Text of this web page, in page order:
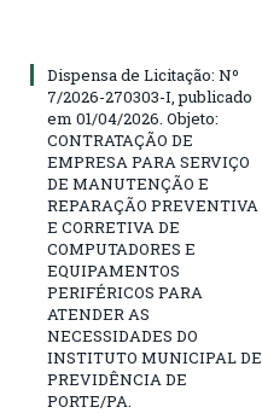
Dispensa de Licitação: Nº
7/2026-270303-I, publicado
em 01/04/2026. Objeto:
CONTRATAÇÃO DE
EMPRESA PARA SERVIÇO
DE MANUTENÇÃO E
REPARAÇÃO PREVENTIVA
E CORRETIVA DE
COMPUTADORES E
EQUIPAMENTOS
PERIFÉRICOS PARA
ATENDER AS
NECESSIDADES DO
INSTITUTO MUNICIPAL DE
PREVIDÊNCIA DE
PORTE/PA.